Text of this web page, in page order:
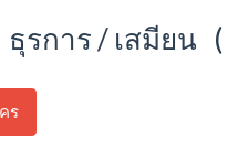
การ / เสมียน (
ร